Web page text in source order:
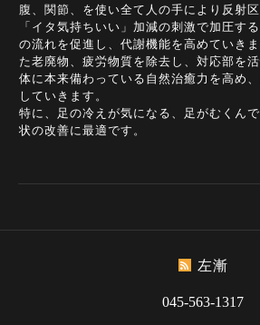
腹、関節、を使い全て人の手により反射
「イタ気持ちいい」加減の刺激で加圧す
の流れを促進し、代謝機能を高めていき
た老廃物、疲労物質を除去し、対応部を
体に本来備わっている自然治癒力を高め
していきます。
特に、足の冷えが気になる、足がむくん
状の改善に最適です。
左漸
045-563-1317